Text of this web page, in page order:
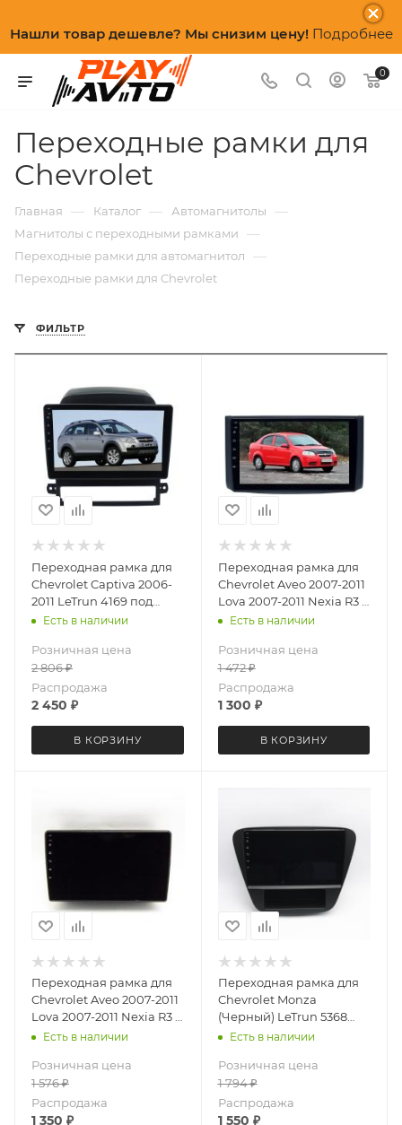
Нашли товар дешевле? Мы снизим цену! Подробнее
0
Переходные рамки для
Chevrolet
Главная — Каталог — Автомагнитолы —
Магнитолы с переходными рамками —
Переходные рамки для автомагнитол —
Переходные рамки для Chevrolet
ФИЛЬТР
Переходная рамка для
Chevrolet Captiva 2006-
2011 LeTrun 4169 под
базовую магнитолу 9
Есть в наличии
Розничная цена
2 806₽
Распродажа
2 450 ₽
В КОРЗИНУ
Переходная рамка для
Chevrolet Aveo 2007-2011
Lova 2007-2011 Nexia R3 с
2016 LeTrun 3258 AV под
дюймов
Есть в наличии
Розничная цена
1 472₽
Распродажа
1 300 ₽
В КОРЗИНУ
Переходная рамка для
Chevrolet Aveo 2007-2011
Lova 2007-2011 Nexia R3 с
2016 LeTrun 5149 AV под
дюймов
Есть в наличии
Розничная цена
1 576₽
Распродажа
1 350 ₽
Переходная рамка для
Chevrolet Monza
(Черный) LeTrun 5368
под базовую магнитолу
Есть в наличии
Розничная цена
1 794₽
Распродажа
1 550 ₽